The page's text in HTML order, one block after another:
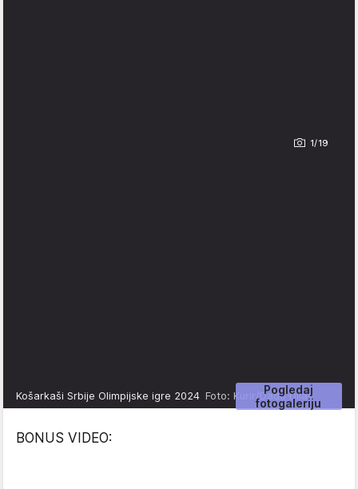
1/19
Pogledaj
fotogaleriju
Košarkaši Srbije Olimpijske igre 2024 Foto: Kurir/Dado Đilas
BONUS VIDEO: